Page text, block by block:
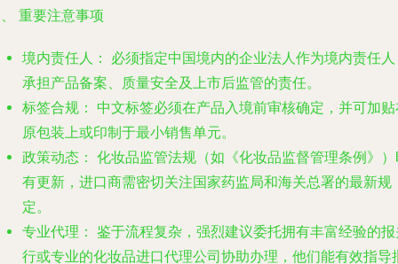
重要注意事项
境内责任人：
必须指定中国境内的企业法人作为境内责任
承担产品备案、质量安全及上市后监管的责任。
标签合规：
中文标签必须在产品入境前审核确定，并可加
原包装上或印制于最小销售单元。
政策动态： 化妆品监管法规（如《化妆品监督管理条例》
有更新，进口商需密切关注国家药监局和海关总署的最新规
定。
专业代理： 鉴于流程复杂，强烈建议委托拥有丰富经验的
行或专业的化妆品进口代理公司协助办理，他们能有效指导